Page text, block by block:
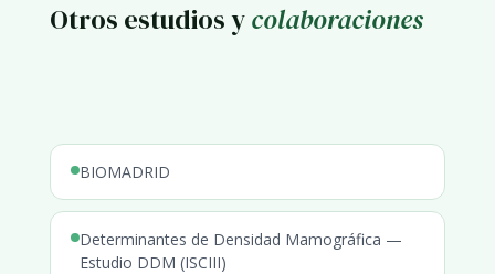
Otros estudios ycolaboraciones
BIOMADRID
Determinantes de Densidad Mamográfica —
Estudio DDM (ISCIII)